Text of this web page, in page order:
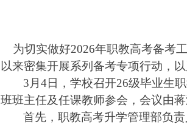
为切实做好2026年职教高考备考
以来密集开展系列备考专项行动，
3月4日，学校召开26级毕业生
班班主任及任课教师参会，会议由
首先，职教高考升学管理部负